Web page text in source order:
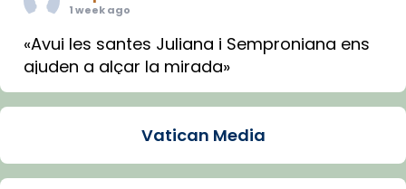
1 week ago
«Avui les santes Juliana i Semproniana ens
ajuden a alçar la mirada»
Mons. Sergi Gordo, bisbe de Tortosa, ha
Santes de Mataró.
🔗tinyurl.com/cvu5jmbk
Vatican Media